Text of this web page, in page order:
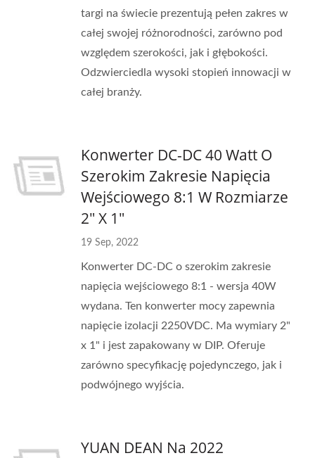
targi na świecie prezentują pełen zakres w
całej swojej różnorodności, zarówno pod
względem szerokości, jak i głębokości.
Odzwierciedla wysoki stopień innowacji w
całej branży.
Konwerter DC-DC 40 Watt O
Szerokim Zakresie Napięcia
Wejściowego 8:1 W Rozmiarze
2" X 1"
19 Sep, 2022
Konwerter DC-DC o szerokim zakresie
napięcia wejściowego 8:1 - wersja 40W
wydana. Ten konwerter mocy zapewnia
napięcie izolacji 2250VDC. Ma wymiary 2"
x 1" i jest zapakowany w DIP. Oferuje
zarówno specyfikację pojedynczego, jak i
podwójnego wyjścia.
YUAN DEAN Na 2022